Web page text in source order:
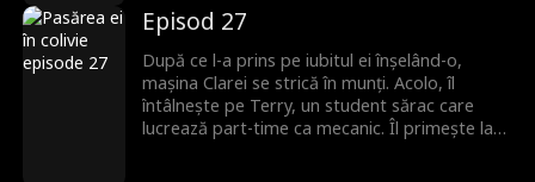
se prăbușește sub greutatea secretului său,
iar Terry pleacă, neștiind că Clara este
însărcinată. Ani mai târziu, el se întoarce cu
putere și bogăție, iar povestea lor de
dragoste începe din nou.
Episod 27
După ce l-a prins pe iubitul ei înșelând-o,
mașina Clarei se strică în munți. Acolo, îl
întâlnește pe Terry, un student sărac care
lucrează part-time ca mecanic. Îl primește la